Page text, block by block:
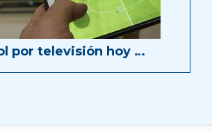
por televisión hoy …